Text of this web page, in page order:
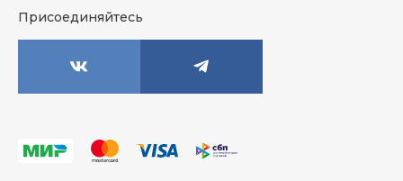
Присоединяйтесь